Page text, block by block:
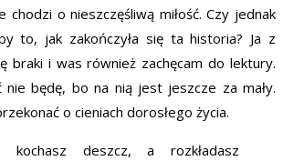
chodzi o nieszczęśliwą miłość. Czy jednak
to, jak zakończyła się ta historia? Ja z
braki i was również zachęcam do lektury.
będę, bo na nią jest jeszcze za mały.
o cieniach dorosłego życia.
kochasz deszcz, a rozkładasz